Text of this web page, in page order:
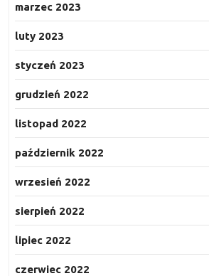
marzec 2023
luty 2023
styczeń 2023
grudzień 2022
listopad 2022
październik 2022
wrzesień 2022
sierpień 2022
lipiec 2022
czerwiec 2022